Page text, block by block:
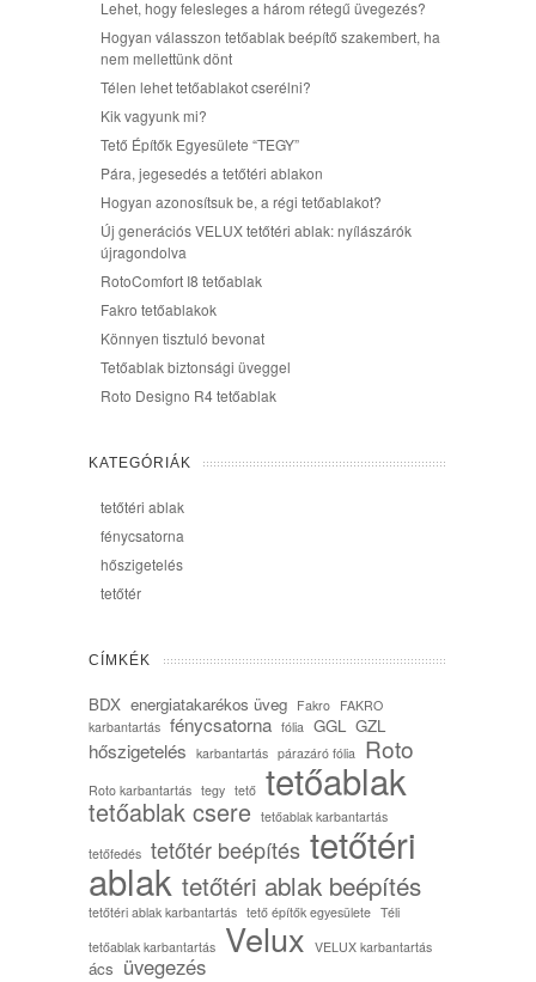
Lehet, hogy felesleges a három rétegű üvegezés?
Hogyan válasszon tetőablak beépítő szakembert, ha
nem mellettünk dönt
Télen lehet tetőablakot cserélni?
Kik vagyunk mi?
Tető Építők Egyesülete “TEGY”
Pára, jegesedés a tetőtéri ablakon
Hogyan azonosítsuk be, a régi tetőablakot?
Új generációs VELUX tetőtéri ablak: nyílászárók
újragondolva
RotoComfort I8 tetőablak
Fakro tetőablakok
Könnyen tisztuló bevonat
Tetőablak biztonsági üveggel
Roto Designo R4 tetőablak
KATEGÓRIÁK
tetőtéri ablak
fénycsatorna
hőszigetelés
tetőtér
CÍMKÉK
BDX energiatakarékos üveg Fakro FAKRO
karbantartás fénycsatorna fólia GGL GZL
hőszigetelés karbantartás párazáró fólia Roto
Roto karbantartás tegy tető tetőablak
tetőablak csere tetőablak karbantartás
tetőfedés tetőtér beépítés tetőtéri
ablak tetőtéri ablak beépítés
tetőtéri ablak karbantartás tető építők egyesülete Téli
tetőablak karbantartás Velux VELUX karbantartás
ács üvegezés